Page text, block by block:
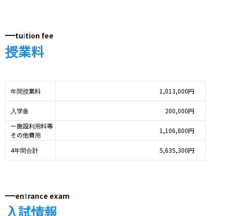
tuition fee
授業料
年間授業料 1,013,000円
入学金
200,000円
ー施設利用料等
その他費用
1,106,800円
4年間合計 5,635,300円
entrance exam
入試情報